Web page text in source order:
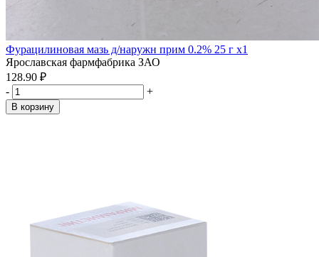
Фурацилиновая мазь д/наружн прим 0.2% 25 г x1
Ярославская фармфабрика ЗАО
128.90 ₽
-
+
В корзину